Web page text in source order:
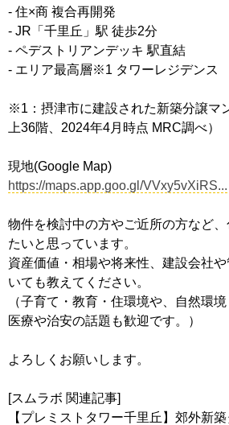
- 住×商 複合再開発
- JR「千里丘」駅 徒歩2分
- ペデストリアンデッキ 駅直結
- エリア最高層※1 タワーレジデンス
※1：摂津市に建設された新築分譲マ
上36階、2024年4月時点 MRC調べ）
現地(Google Map)
https://maps.app.goo.gl/VVxy5vXiRS...
物件を検討中の方やご近所の方など
たいと思っています。
資産価値・相場や将来性、建設会社
いても教えてください。
（子育て・教育・住環境や、自然環
医療や治安の話題も歓迎です。）
よろしくお願いします。
[スムラボ 関連記事]
【プレミストタワー千里丘】郊外新